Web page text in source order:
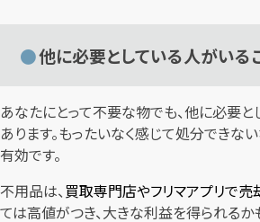
他に必要としている人がいる
あなたにとって不要な物でも、他に必要と
あります。もったいなく感じて処分できな
有効です。
不用品は、買取専門店やフリマアプリで売
ては高値がつき、大きな利益を得られるか